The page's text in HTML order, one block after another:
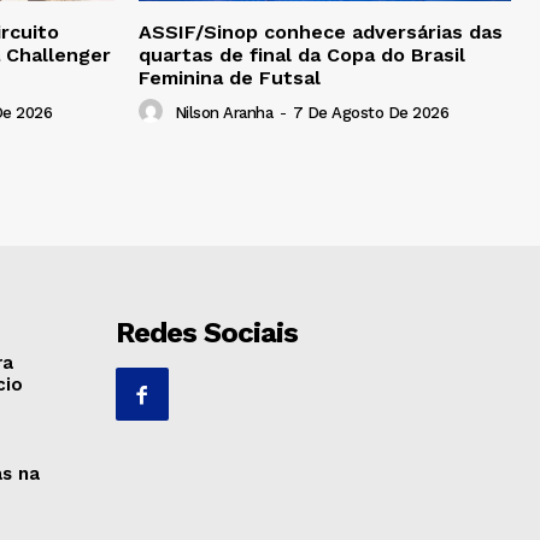
Challenger
2026
ASSIF/Sinop conhece adversárias das
quartas de final da Copa do Brasil
Feminina de Futsal
Nilson Aranha - 7 De Agosto De 2026
na
Redes Sociais